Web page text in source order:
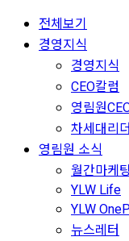
전체보기
경영지식
경영지식
CEO칼럼
영림원
차세대리
영림원 소식
월간마케
YLW Life
YLW
뉴스레터